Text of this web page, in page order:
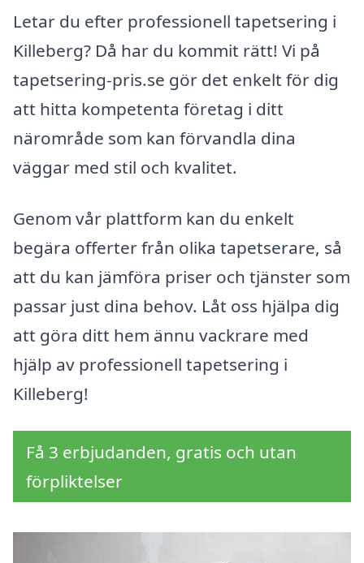
Letar du efter professionell tapetsering i
Killeberg? Då har du kommit rätt! Vi på
tapetsering-pris.se gör det enkelt för dig
att hitta kompetenta företag i ditt
närområde som kan förvandla dina
väggar med stil och kvalitet.
Genom vår plattform kan du enkelt
begära offerter från olika tapetserare, så
att du kan jämföra priser och tjänster som
passar just dina behov. Låt oss hjälpa dig
att göra ditt hem ännu vackrare med
hjälp av professionell tapetsering i
Killeberg!
Få 3 erbjudanden, gratis och utan
förpliktelser